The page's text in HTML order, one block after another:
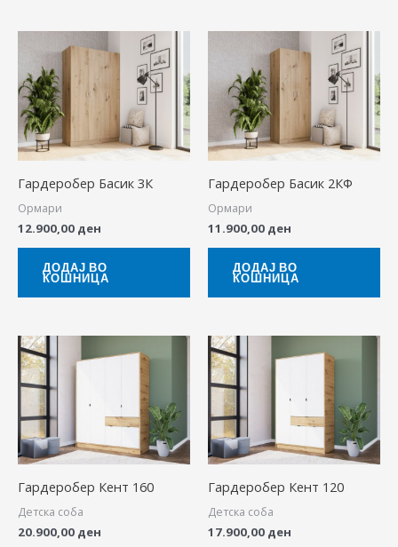
Гардеробер Басик 3К
Ормари
12.900,00 ден
ДОДАЈ ВО
КОШНИЦА
Гардеробер Басик 2КФ
Ормари
11.900,00 ден
ДОДАЈ ВО
КОШНИЦА
Гардеробер Кент 160
Детска соба
20.900,00 ден
Гардеробер Кент 120
Детска соба
17.900,00 ден